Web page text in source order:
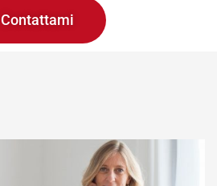
Contattami